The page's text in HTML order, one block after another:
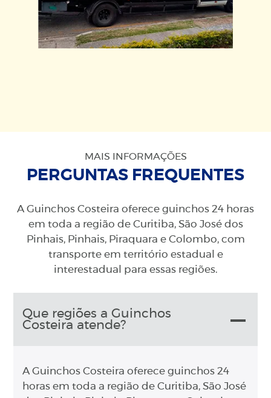
MAIS INFORMAÇÕES
PERGUNTAS FREQUENTES
A Guinchos Costeira oferece guinchos 24 horas
em toda a região de Curitiba, São José dos
Pinhais, Pinhais, Piraquara e Colombo, com
transporte em território estadual e
interestadual para essas regiões.
Que regiões a Guinchos
Costeira atende?
A Guinchos Costeira oferece guinchos 24
horas em toda a região de Curitiba, São José